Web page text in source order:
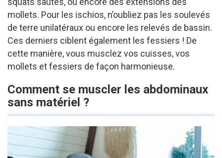
mollets. Pour les ischios, n’oubliez pas les soulevés
de terre unilatéraux ou encore les relevés de bassin.
Ces derniers ciblent également les fessiers ! De
cette manière, vous musclez vos cuisses, vos
mollets et fessiers de façon harmonieuse.
Comment se muscler les abdominaux
sans matériel ?